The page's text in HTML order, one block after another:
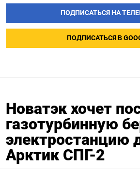
ПОДПИСАТЬСЯ НА
ПОДПИСАТЬСЯ В
Новатэк хочет
газотурбинную
электростанцию
Арктик СПГ-2